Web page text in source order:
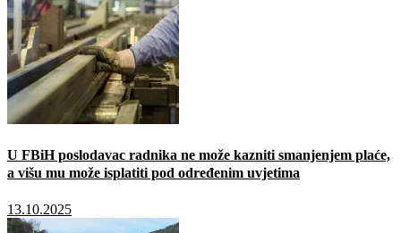
U FBiH poslodavac radnika ne može kazniti smanjenjem plaće,
a višu mu može isplatiti pod određenim uvjetima
13.10.2025